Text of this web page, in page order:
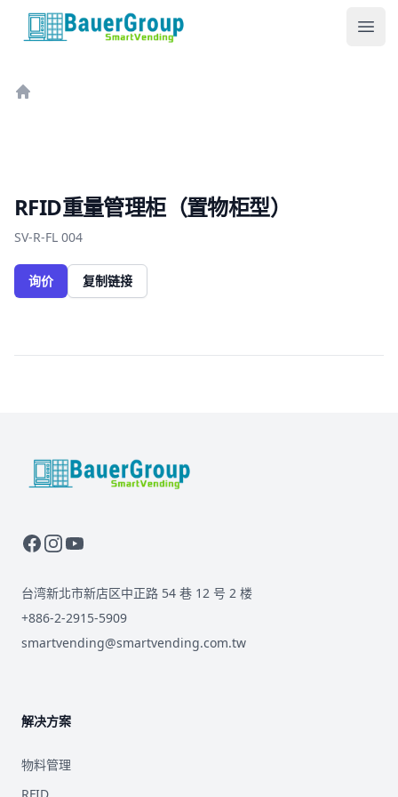
包尔科技
RFID重量管理柜（置物柜型）
SV-R-FL 004
询价 复制链接
BauerGroup Tech
台湾新北市新店区中正路 54 巷 12 号 2 楼
+886-2-2915-5909
smartvending@smartvending.com.tw
解决方案
物料管理